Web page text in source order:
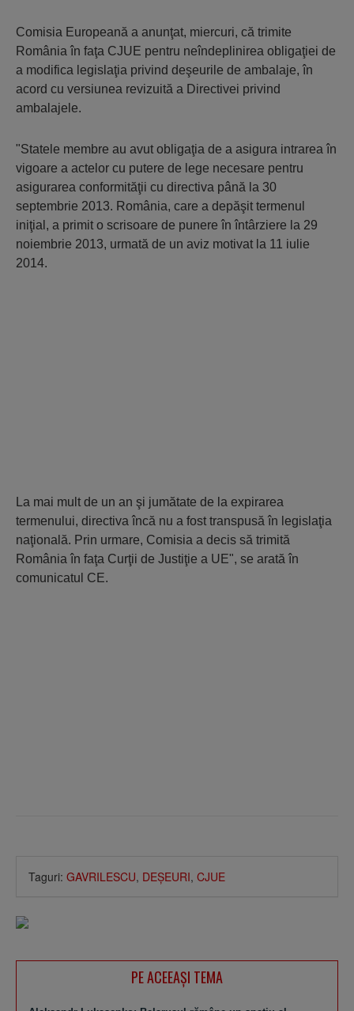
Comisia Europeană a anunţat, miercuri, că trimite
România în faţa CJUE pentru neîndeplinirea obligaţiei de
a modifica legislaţia privind deşeurile de ambalaje, în
acord cu versiunea revizuită a Directivei privind
ambalajele.
"Statele membre au avut obligaţia de a asigura intrarea în
vigoare a actelor cu putere de lege necesare pentru
asigurarea conformităţii cu directiva până la 30
septembrie 2013. România, care a depăşit termenul
iniţial, a primit o scrisoare de punere în întârziere la 29
noiembrie 2013, urmată de un aviz motivat la 11 iulie
2014.
La mai mult de un an şi jumătate de la expirarea
termenului, directiva încă nu a fost transpusă în legislaţia
naţională. Prin urmare, Comisia a decis să trimită
România în faţa Curţii de Justiţie a UE", se arată în
comunicatul CE.
Taguri: GAVRILESCU, DEŞEURI, CJUE
PE ACEEAŞI TEMA